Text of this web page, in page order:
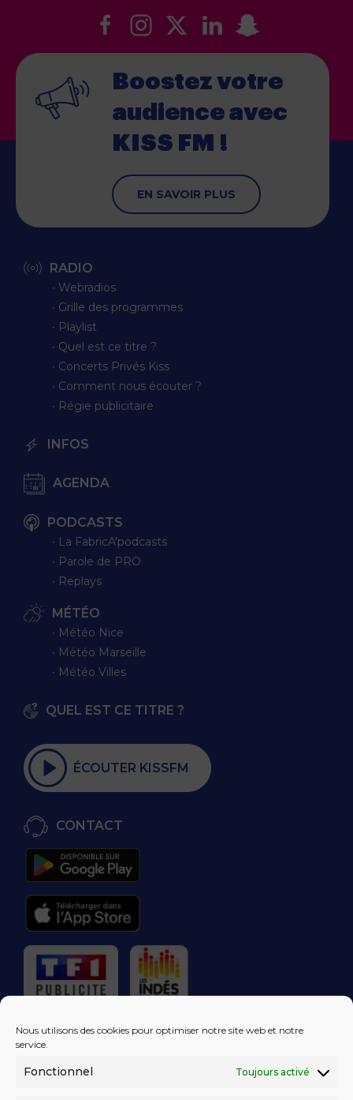
Nous utilisons des cookies pour optimiser notre site web et notre
service.
Fonctionnel Toujours activé
Boostez votre
audience avec
KISS FM !
EN SAVOIR PLUS
RADIO
∙ Webradios
∙ Grille des programmes
∙ Playlist
∙ Quel est ce titre ?
∙ Concerts Privés Kiss
∙ Comment nous écouter ?
∙ Régie publicitaire
INFOS
AGENDA
PODCASTS
∙ La FabricA'podcasts
∙ Parole de PRO
∙ Replays
MÉTÉO
∙ Météo Nice
∙ Météo Marseille
∙ Météo Villes
QUEL EST CE TITRE ?
ÉCOUTER KISSFM
CONTACT
RÉGIE PUBLICITAIRE
LES EXCLUS
DANS VOTRE